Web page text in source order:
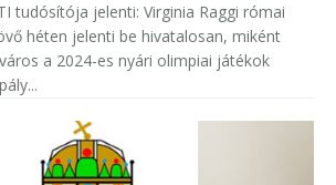
tudósítója jelenti: Virginia Raggi római
héten jelenti be hivatalosan, miként
a 2024-es nyári olimpiai játékok